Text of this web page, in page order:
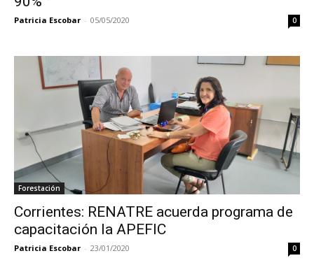
Patricia Escobar - 05/05/2020 0
Forestación
Corrientes: RENATRE acuerda programa de
capacitación la APEFIC
Patricia Escobar - 23/01/2020 0